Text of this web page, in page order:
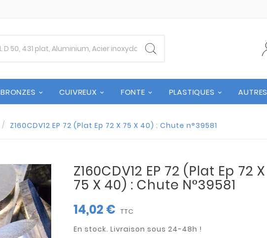
BRONZES CUIVREUX FONTE PLASTIQUES AUTRES
Z160CDV12 EP 72 (Plat Ep 72 X 75 X 40) : Chute n°39581
Z160CDV12 EP 72 (Plat Ep 72 X
75 X 40) : Chute N°39581
14,02 € TTC